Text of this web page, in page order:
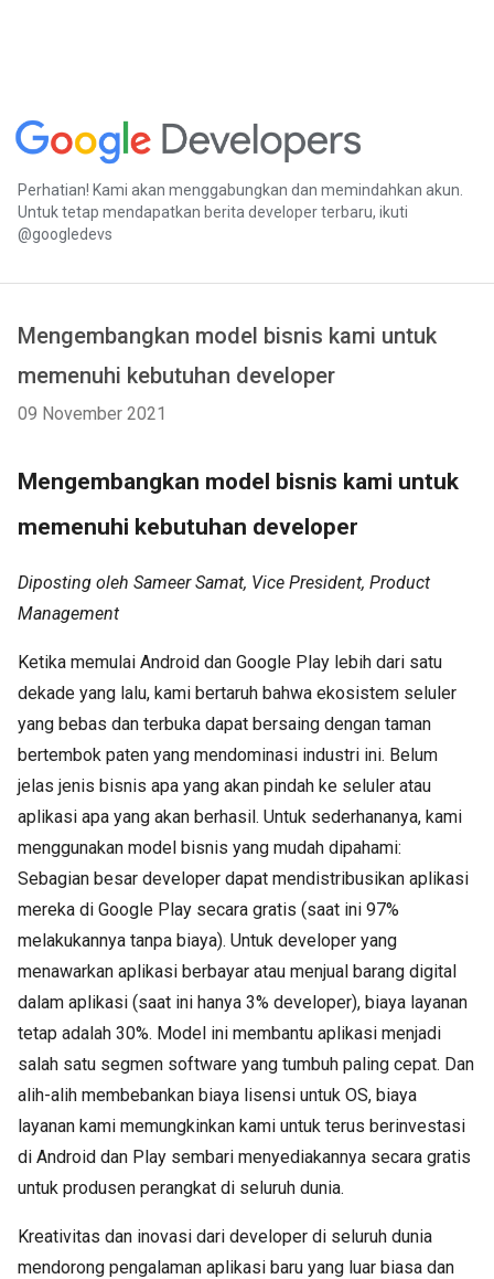
Perhatian! Kami akan menggabungkan dan memindahkan akun.
Untuk tetap mendapatkan berita developer terbaru, ikuti
@googledevs
Mengembangkan model bisnis kami untuk
memenuhi kebutuhan developer
09 November 2021
Mengembangkan model bisnis kami untuk
memenuhi kebutuhan developer
Diposting oleh Sameer Samat, Vice President, Product
Management
Ketika memulai Android dan Google Play lebih dari satu
dekade yang lalu, kami bertaruh bahwa ekosistem seluler
yang bebas dan terbuka dapat bersaing dengan taman
bertembok paten yang mendominasi industri ini. Belum
jelas jenis bisnis apa yang akan pindah ke seluler atau
aplikasi apa yang akan berhasil. Untuk sederhananya, kami
menggunakan model bisnis yang mudah dipahami:
Sebagian besar developer dapat mendistribusikan aplikasi
mereka di Google Play secara gratis (saat ini 97%
melakukannya tanpa biaya). Untuk developer yang
menawarkan aplikasi berbayar atau menjual barang digital
dalam aplikasi (saat ini hanya 3% developer), biaya layanan
tetap adalah 30%. Model ini membantu aplikasi menjadi
salah satu segmen software yang tumbuh paling cepat. Dan
alih-alih membebankan biaya lisensi untuk OS, biaya
layanan kami memungkinkan kami untuk terus berinvestasi
di Android dan Play sembari menyediakannya secara gratis
untuk produsen perangkat di seluruh dunia.
Kreativitas dan inovasi dari developer di seluruh dunia
mendorong pengalaman aplikasi baru yang luar biasa dan